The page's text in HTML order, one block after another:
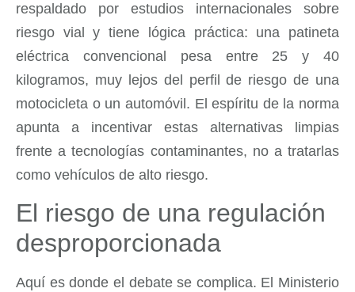
respaldado por estudios internacionales sobre
riesgo vial y tiene lógica práctica: una patineta
eléctrica convencional pesa entre 25 y 40
kilogramos, muy lejos del perfil de riesgo de una
motocicleta o un automóvil. El espíritu de la norma
apunta a incentivar estas alternativas limpias
frente a tecnologías contaminantes, no a tratarlas
como vehículos de alto riesgo.
El riesgo de una regulación
desproporcionada
Aquí es donde el debate se complica. El Ministerio